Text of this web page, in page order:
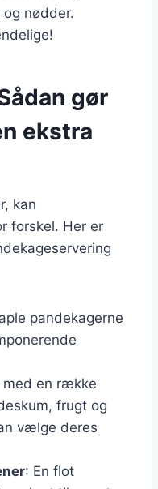
nødder.
gør
ekstra
kan
forskel. Her er
pandekagerne
med en række
frugt og
vælge deres
: En flot